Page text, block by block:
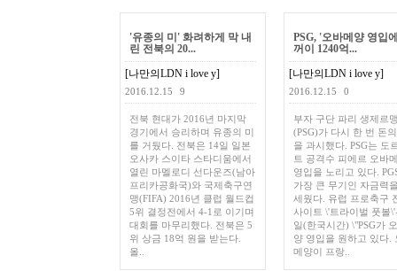
'유종의 미' 화려하게 막 내
린 전북의 20...
[나만의LDN i love y]
2016.12.15 9
전북 현대가 2016년 마지막
경기에서 승리하며 유종의 미
를 거뒀다. 전북은 14일 일본
오사카 스이타 스타디움에서
열린 마멜로디 선다운즈(남아
프리카공화국)와 국제축구연
맹(FIFA) 2016년 클럽 월드컵
5위 결정전에서 4-1로 이기며
대회를 마무리했다. 전북은 5
위 상금 18억 원을 받는다.
올..
PSG, '오바메양 영입
꺼이 1240억...
[나만의LDN i love y]
2016.12.15 0
부자 구단 파리 생제르
(PSG)가 다시 한 번 돈
을 과시했다. PSG는 도
트 공격수 피에르 오바
영입을 노리고 있다.
가장 큰 무기인 자금력
세웠다. 유럽 프로축구
사이트 \'트라이벌 풋볼
일(한국시간) \"PSG가
양 영입을 원하고 있다.
메양이 프랑..